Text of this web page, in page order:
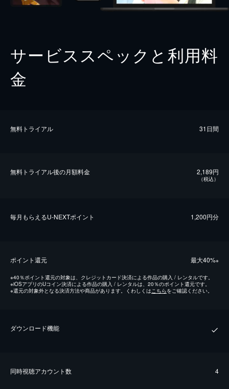
サービススペックと利用料
金
無料トライアル 31日間
無料トライアル後の⽉額料金 2,189円
（税込）
毎⽉もらえるU-NEXTポイント 1,200円分
ポイント還元 最⼤40%※
※40％ポイント還元の対象は、クレジットカード決済による作品の購入 / レンタルです。
※iOSアプリのUコイン決済による作品の購入 / レンタルは、20％のポイント還元です。
※還元の対象外となる決済方法や商品があります。くわしくはこちらをご確認ください。
ダウンロード機能
同時視聴アカウント数 4